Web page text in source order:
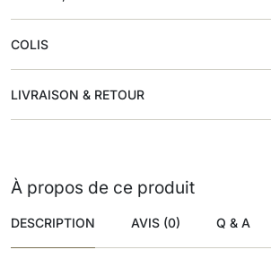
COLIS
LIVRAISON & RETOUR
À propos de ce produit
DESCRIPTION AVIS (0) Q & A